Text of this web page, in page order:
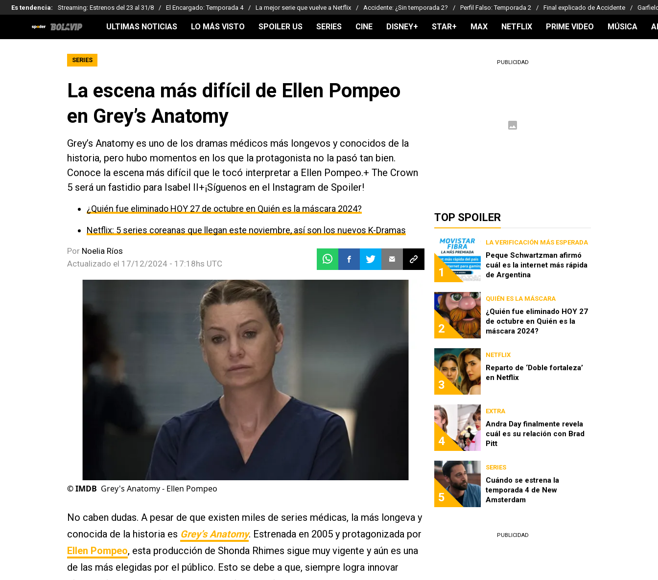
Es tendencia: Streaming: Estrenos del 23 al 31/8 El Encargado: Temporada 4 La mejor serie que vuelve a Netflix Accidente: ¿Sin temporada 2? Perfil Falso: Temporada 2 Final explicado de Accidente
ULTIMAS NOTICIAS LO MÁS VISTO SPOILER US SERIES CINE DISNEY+ STAR+ MAX NETFLIX PRIME VIDEO MÚSICA
SERIES
La escena más difícil de Ellen Pompeo
en Grey’s Anatomy
Grey’s Anatomy es uno de los dramas médicos más longevos y conocidos de la
historia, pero hubo momentos en los que la protagonista no la pasó tan bien.
Conoce la escena más difícil que le tocó interpretar a Ellen Pompeo.+ The Crown
5 será un fastidio para Isabel II+¡Síguenos en el Instagram de Spoiler!
¿Quién fue eliminado HOY 27 de octubre en Quién es la máscara 2024?
Netflix: 5 series coreanas que llegan este noviembre, así son los nuevos K-Dramas
Por Noelia Ríos
Actualizado el 17/12/2024 - 17:18hs UTC
©IMDB Grey's Anatomy - Ellen Pompeo
No caben dudas. A pesar de que existen miles de series médicas, la más longeva y
conocida de la historia es Grey’s Anatomy. Estrenada en 2005 y protagonizada por
Ellen Pompeo, esta producción de Shonda Rhimes sigue muy vigente y aún es una
de las más elegidas por el público. Esto se debe a que, siempre logra innovar
PUBLICIDAD
TOP SPOILER
1
LA VERIFICACIÓN MÁS ESPERADA
Peque Schwartzman afirmó
cuál es la internet más rápida
de Argentina
2
QUIÉN ES LA MÁSCARA
¿Quién fue eliminado HOY 27
de octubre en Quién es la
máscara 2024?
3
NETFLIX
Reparto de ‘Doble fortaleza’
en Netflix
4
EXTRA
Andra Day finalmente revela
cuál es su relación con Brad
Pitt
5
SERIES
Cuándo se estrena la
temporada 4 de New
Amsterdam
PUBLICIDAD